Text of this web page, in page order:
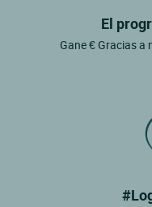
El
Gane € Gracias